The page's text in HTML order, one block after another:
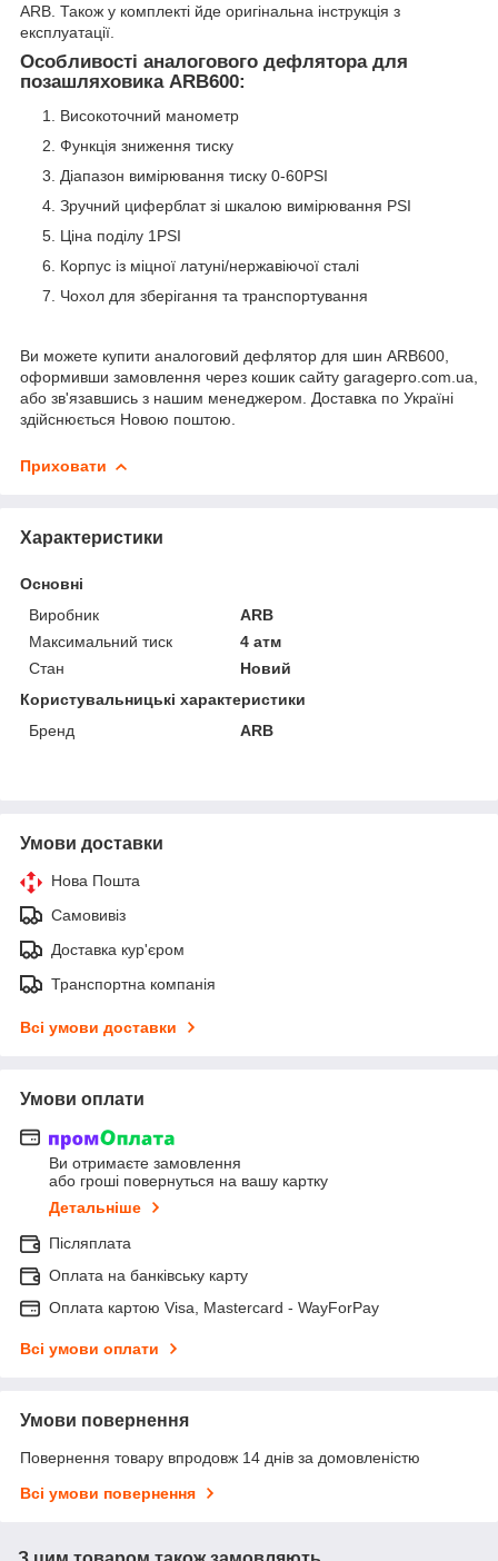
ARB. Також у комплекті йде оригінальна інструкція з
експлуатації.
Особливості аналогового дефлятора для
позашляховика ARB600:
Високоточний манометр
Функція зниження тиску
Діапазон вимірювання тиску 0-60PSI
Зручний циферблат зі шкалою вимірювання PSI
Ціна поділу 1PSI
Корпус із міцної латуні/нержавіючої сталі
Чохол для зберігання та транспортування
Ви можете купити аналоговий дефлятор для шин ARB600,
оформивши замовлення через кошик сайту garagepro.com.ua,
або зв'язавшись з нашим менеджером. Доставка по Україні
здійснюється Новою поштою.
Приховати
Характеристики
Основні
Виробник
ARB
Максимальний тиск
4 атм
Стан
Новий
Користувальницькі характеристики
Бренд
ARB
Умови доставки
Нова Пошта
Самовивіз
Доставка кур'єром
Транспортна компанія
Всі умови доставки
Умови оплати
Ви отримаєте замовлення
або гроші повернуться на вашу картку
Детальніше
Післяплата
Оплата на банківську карту
Оплата картою Visa, Mastercard - WayForPay
Всі умови оплати
Умови повернення
Повернення товару впродовж 14 днів за домовленістю
Всі умови повернення